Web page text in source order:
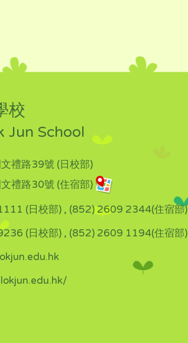
校
Jun School
禮路39號 (日校部)
禮路30號 (住宿部)
(日校部) , (852) 2609 2344(住宿部)
(日校部) , (852) 2609 1194(住宿部)